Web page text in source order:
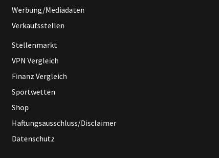
Werbung/Mediadaten
Verkaufsstellen
Stellenmarkt
VPN Vergleich
Finanz Vergleich
Sportwetten
Shop
Haftungsausschluss/Disclaimer
Datenschutz